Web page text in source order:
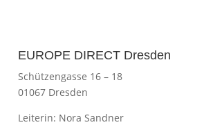
EUROPE DIRECT Dresden
Schützengasse 16 – 18
01067 Dresden
Leiterin: Nora Sandner